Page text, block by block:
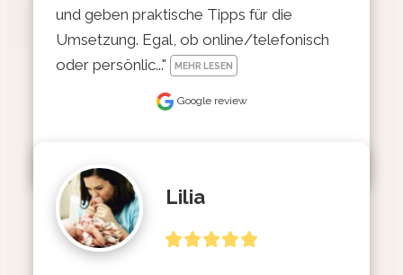
und geben praktische Tipps für die
Umsetzung. Egal, ob online/telefonisch
oder persönlic..."
MEHR LESEN
Google review
Lilia